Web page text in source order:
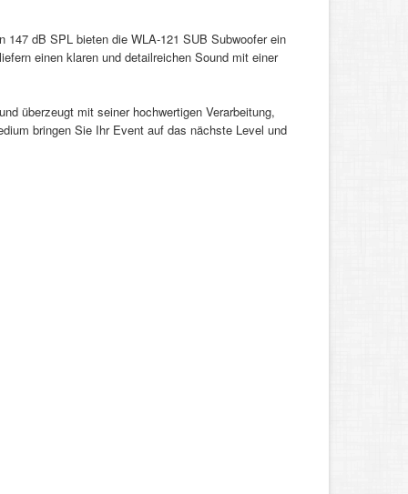
dB SPL bieten die WLA-121 SUB Subwoofer ein
einen klaren und detailreichen Sound mit einer
überzeugt mit seiner hochwertigen Verarbeitung,
bringen Sie Ihr Event auf das nächste Level und